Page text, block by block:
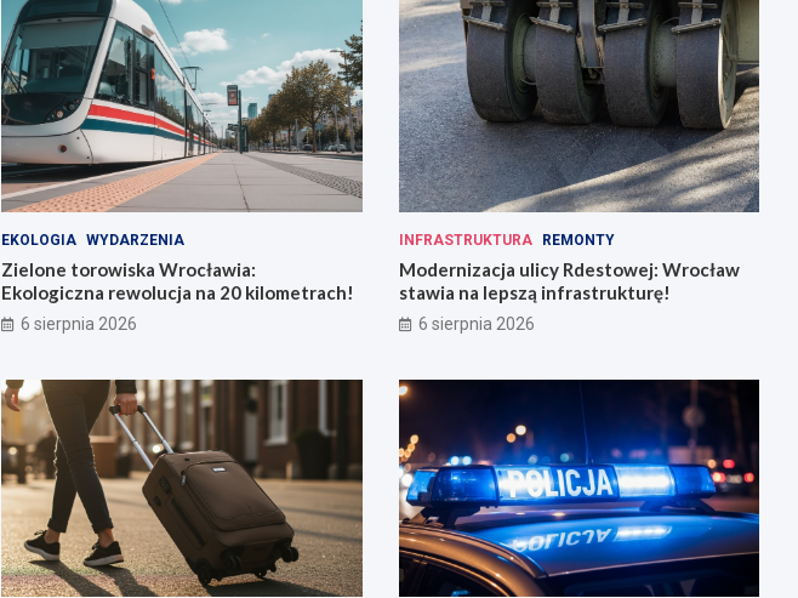
EKOLOGIA WYDARZENIA
Zielone torowiska Wrocławia:
Ekologiczna rewolucja na 20 kilometrach!
6 sierpnia 2026
INFRASTRUKTURA REMONTY
Modernizacja ulicy Rdestowej: Wrocław
stawia na lepszą infrastrukturę!
6 sierpnia 2026